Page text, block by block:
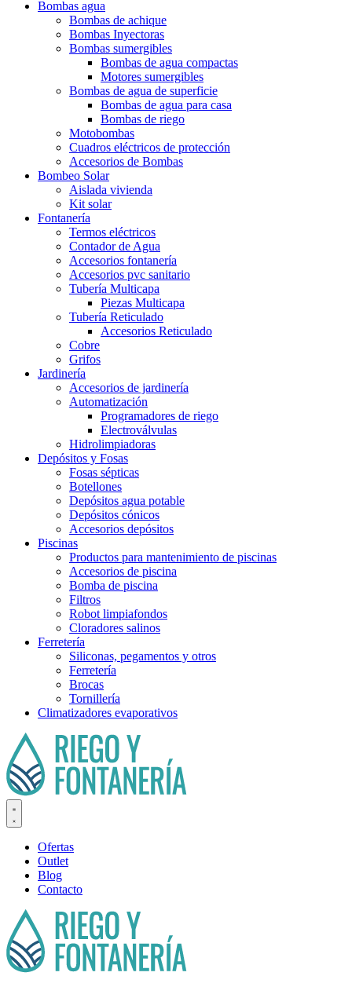
Bombas agua
Bombas de achique
Bombas Inyectoras
Bombas sumergibles
Bombas de agua compactas
Motores sumergibles
Bombas de agua de superficie
Bombas de agua para casa
Bombas de riego
Motobombas
Cuadros eléctricos de protección
Accesorios de Bombas
Bombeo Solar
Aislada vivienda
Kit solar
Fontanería
Termos eléctricos
Contador de Agua
Accesorios fontanería
Accesorios pvc sanitario
Tubería Multicapa
Piezas Multicapa
Tubería Reticulado
Accesorios Reticulado
Cobre
Grifos
Jardinería
Accesorios de jardinería
Automatización
Programadores de riego
Electroválvulas
Hidrolimpiadoras
Depósitos y Fosas
Fosas sépticas
Botellones
Depósitos agua potable
Depósitos cónicos
Accesorios depósitos
Piscinas
Productos para mantenimiento de piscinas
Accesorios de piscina
Bomba de piscina
Filtros
Robot limpiafondos
Cloradores salinos
Ferretería
Siliconas, pegamentos y otros
Ferretería
Brocas
Tornillería
Climatizadores evaporativos
Ofertas
Outlet
Blog
Contacto